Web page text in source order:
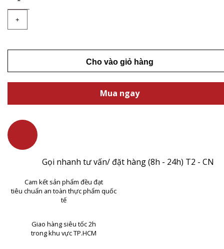
+
Cho vào giỏ hàng
Mua ngay
Gọi nhanh tư vấn/ đặt hàng (8h - 24h) T2 - CN
Cam kết sản phẩm đều đạt
tiêu chuẩn an toàn thực phẩm quốc
tế
Giao hàng siêu tốc 2h
trong khu vực TP.HCM